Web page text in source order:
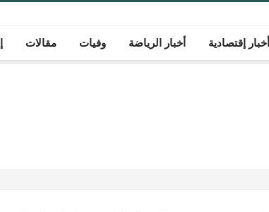
أخبار إقتصادية أخبار الرياضة وفيات مقالات